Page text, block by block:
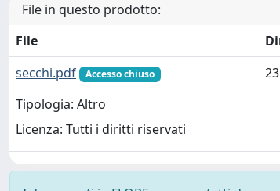
File in questo prodotto:
File
secchi.pdf
Accesso chiuso
Tipologia: Altro
Licenza: Tutti i diritti riservati